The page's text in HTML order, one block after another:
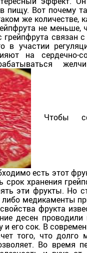
пищу. Вот почему
же количестве,
не меньше,
связан
участии
на сердечно-
Чтобы
есть этот
срок хранения
эти фрукты. Но
медикаменты
фрукта
десен
и его сок. В
того, что долго
Во время